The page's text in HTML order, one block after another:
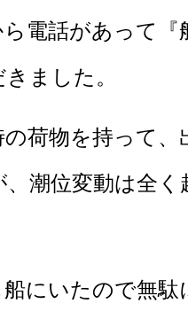
電話があって『
ました。
荷物を持って、
潮位変動は全
にいたので無駄